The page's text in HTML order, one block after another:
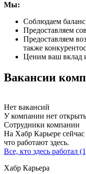
Мы:
Соблюдаем
Предоставляем
Предоставляем
также
Ценим ваш вклад
Вакансии
Нет вакансий
У компании нет
Сотрудники компании
На Хабр Карьере сейчас
что работают здесь.
Все, кто здесь работал
Хабр Карьера